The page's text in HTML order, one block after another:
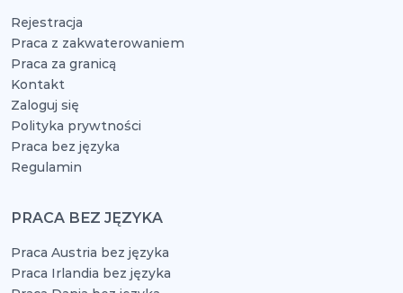
Rejestracja
Praca z zakwaterowaniem
Praca za granicą
Kontakt
Zaloguj się
Polityka prywtności
Praca bez języka
Regulamin
PRACA BEZ JĘZYKA
Praca Austria bez języka
Praca Irlandia bez języka